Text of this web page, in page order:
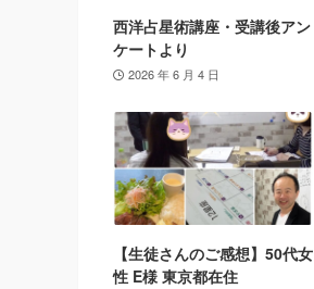
西洋占星術講座・受講後アン
ケートより
2026 年 6 月 4 日
【生徒さんのご感想】50代女
性 E様 東京都在住